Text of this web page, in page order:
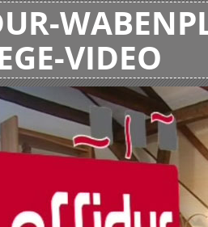
VIDEO